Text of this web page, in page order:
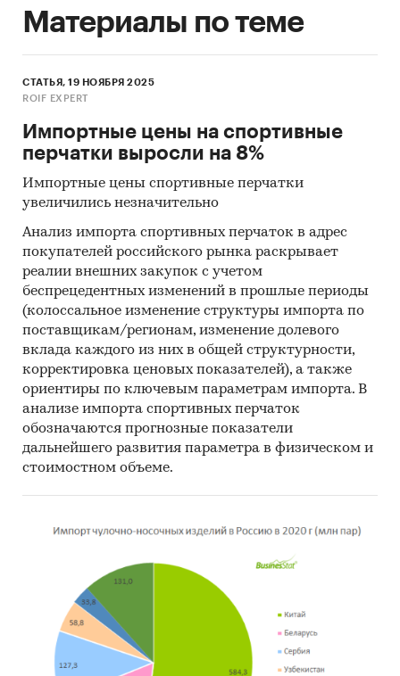
Материалы по теме
СТАТЬЯ, 19 НОЯБРЯ 2025
ROIF EXPERT
Импортные цены на спортивные
перчатки выросли на 8%
Импортные цены спортивные перчатки
увеличились незначительно
Анализ импорта спортивных перчаток в адрес
покупателей российского рынка раскрывает
реалии внешних закупок с учетом
беспрецедентных изменений в прошлые периоды
(колоссальное изменение структуры импорта по
поставщикам/регионам, изменение долевого
вклада каждого из них в общей структурности,
корректировка ценовых показателей), а также
ориентиры по ключевым параметрам импорта. В
анализе импорта спортивных перчаток
обозначаются прогнозные показатели
дальнейшего развития параметра в физическом и
стоимостном объеме.